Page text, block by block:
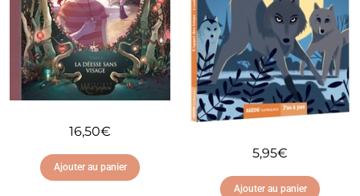
16,50€
Ajouter au panier
5,95€
Ajouter au panier